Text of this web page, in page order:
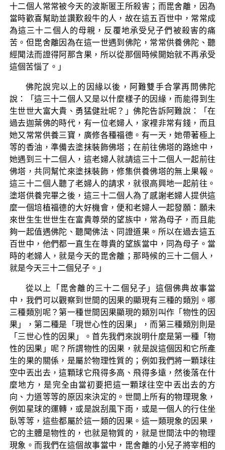
十二個人常常被今天的波斯匿王所殺害；而毘舍離，因為
當時歡喜幫助並讚歎殺牛的人，故在這五百世中，常常成
為這三十二個人的母親，反覆地承受兒子們被殺害的痛
苦。但毘舍離因為在這一世遇到佛陀，常常供養佛陀、聽
經聞法而證得阿那含果，所以從那個時候開始就不再承受
這個苦惱了。」
佛陀說完以上的因緣以後，阿難雙手合掌再問佛陀
說：「這三十二個人又是以什麼樣子的因緣，而能得到生
生世世大富大貴、勇猛健壯呢？」佛陀告訴阿難說：「在
過去迦葉佛的時代，有一位老婦人，家裡非常有錢，而且
她又常常供養三寶，廣修各種福德。有一天，她帶著極上
等的香油，準備去塗抹裝飾佛塔；在前往佛塔的路途中，
她遇到三十二個人，這老婦人就請這三十二個人一起前往
佛塔，共同幫忙來塗抹裝飾，修集供養佛塔的無上果報。
這三十二個人聽了老婦人的請求，就很高興地一起前往。
塗塔供養完畢之後，這三十二個人為了感謝老婦人提供這
麼一個培植福德的大好機會，便和老婦人一起發願：願未
來世生生世世生在富貴尊榮的望族中，常為母子，而且能
夠一起值遇佛陀、聽聞佛法、同證道果。所以在過去這五
百世中，他們都一直生在尊貴的望族當中，同為母子。當
時的老婦人，就是今天的毘舍離；那時候的三十二個人，
就是今天三十二個兒子。」
從以上「毘舍離的三十二個兒子」這個佛典故事當
中，我們可以觀察到世間的因果的顯現有三種的類別。哪
三種類別呢？第一種世間因果顯現的類別叫作「物性的因
果」，第二種是「現世心性的因果」，而第三種類別則是
「三世心性的因果」。首先我們來說明什麼是第一種「物
性的因果」呢？所謂物性的因果，就是說這個因和它所產
生的果的關係，是屬於物理性質的；例如我們將一顆球往
空中丟出去，這顆球它飛得多高、飛得多遠，然後落在什
麼地方，是完全由當初要把這一顆球往空中丟出去的方
向、力道等等的原因來決定的。世間上所有的物理現象，
例如星球的運轉，或是說刮風下雨，或是一個人的行住坐
臥等等，這些都屬於這一類的因果。這一類現象的因果，
它的主體是物性的，也就是物質的，就是世間法中的物理
現象。而我們在這個故事當中，毘舍離的小兒子將宰相的